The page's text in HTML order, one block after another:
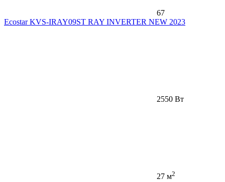
67
Ecostar KVS-IRAY09ST RAY INVERTER NEW 2023
2550 Вт
27 м2